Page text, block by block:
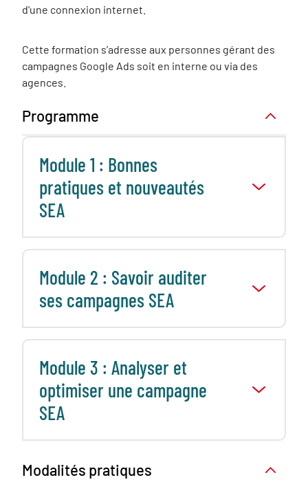
d'une connexion internet.
Cette formation s’adresse aux personnes gérant des
campagnes Google Ads soit en interne ou via des
agences.
Programme
Module 1 : Bonnes
pratiques et nouveautés
SEA
Module 2 : Savoir auditer
ses campagnes SEA
Module 3 : Analyser et
optimiser une campagne
SEA
Modalités pratiques